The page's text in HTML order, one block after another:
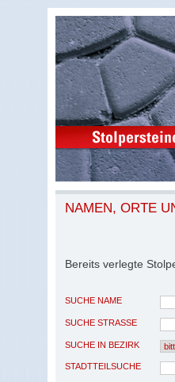
NAMEN, ORTE
Bereits verlegte
SUCHE NAME
SUCHE STRASSE
SUCHE IN BEZIRK
STADTTEILSUCHE